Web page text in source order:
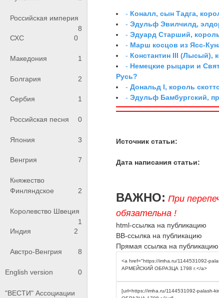
Российская империя
8
СХС
0
Македония 1
Болгария 2
Сербия 1
Российская песня 0
Япония 3
Венгрия 7
Княжество
Финляндское
2
Королевство Швеция
1
Индия
2
Австро-Венгрия 8
English version 0
"ВЕСТИ" Ассоциации
- Коналл, сын Тадга,
-Эдульф Эвилчилд,
-Эдуард Старший,
- Марш косцов из Ясс-
- Константин III (Лысый),
- Немецкие рыцари и
Русь?
-Дональд I, король
-Эдульф Бамбургский,
Источник статьи:
Дата написания статьи:
ВАЖНО: При
обязательна !
html-ссылка на публикацию
BB-ссылка на публикацию
Прямая ссылка на публикацию